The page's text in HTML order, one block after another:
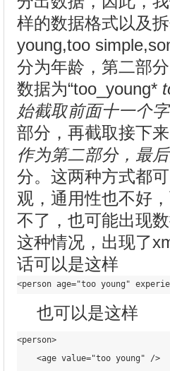
样的数据格式以及
young,too
分为年龄，第二部
数据为“too_young*
始截取前面十一个
部分，再截取接下
作为第二部分，最
分。这两种方式都
观，通用性也不好
不了，也可能出现
这种情况，出现了
话可以是这样
<person age="too young"
也可以是这样
<person>
<age value="too young" />